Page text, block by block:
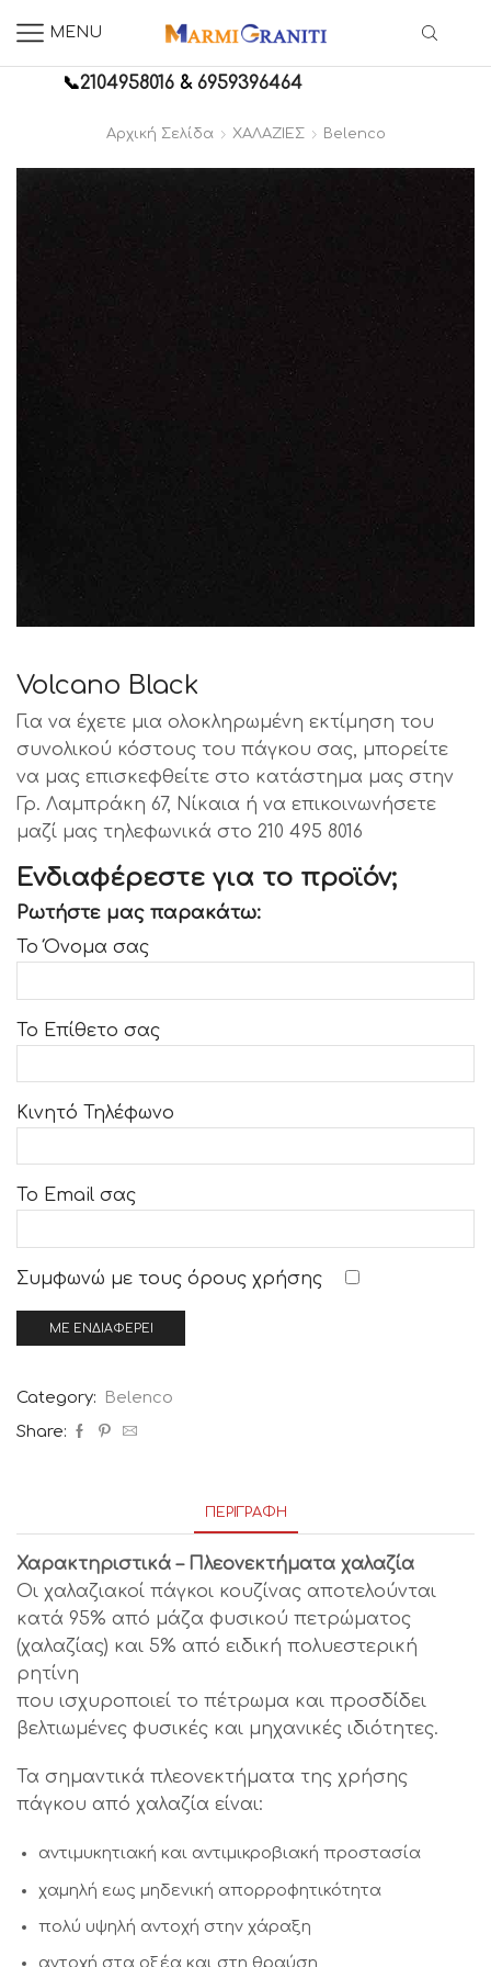
MENU
📞2104958016 &6959396464
Αρχική Σελίδα ΧΑΛΑΖΙΕΣ Belenco
Volcano Black
Για να έχετε μια ολοκληρωμένη εκτίμηση του
συνολικού κόστους του πάγκου σας, μπορείτε
να μας επισκεφθείτε στο κατάστημα μας στην
Γρ. Λαμπράκη 67, Νίκαια ή να επικοινωνήσετε
μαζί μας τηλεφωνικά στο 210 495 8016
Ενδιαφέρεστε για το προϊόν;
Ρωτήστε μας παρακάτω:
Το Όνομα σας
Το Επίθετο σας
Κινητό Τηλέφωνο
Το Email σας
Συμφωνώ με τους όρους χρήσης
Category:
Belenco
Share:
ΠΕΡΙΓΡΑΦΉ
Χαρακτηριστικά – Πλεονεκτήματα χαλαζία
Οι χαλαζιακοί πάγκοι κουζίνας αποτελούνται
κατά 95% από μάζα φυσικού πετρώματος
(χαλαζίας) και 5% από ειδική πολυεστερική
ρητίνη
που ισχυροποιεί το πέτρωμα και προσδίδει
βελτιωμένες φυσικές και μηχανικές ιδιότητες.
Τα σημαντικά πλεονεκτήματα της χρήσης
πάγκου από χαλαζία είναι:
αντιμυκητιακή και αντιμικροβιακή προστασία
χαμηλή εως μηδενική απορροφητικότητα
πολύ υψηλή αντοχή στην χάραξη
αντοχή στα οξέα και στη θραύση